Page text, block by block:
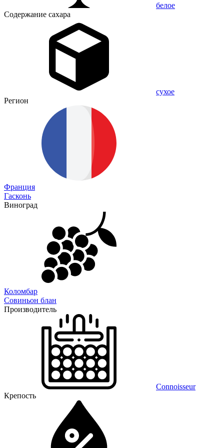
белое
Содержание сахара
сухое
Регион
Франция
Гасконь
Виноград
Коломбар
Совиньон блан
Производитель
Connoisseur
Крепость